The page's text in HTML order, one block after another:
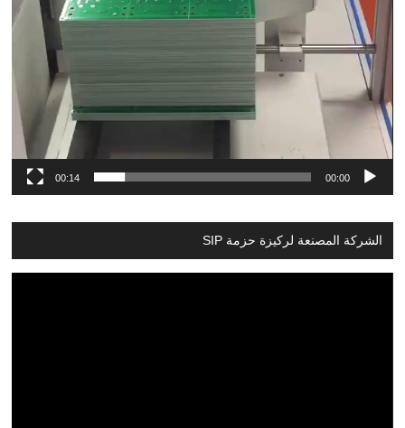
00:00
00:14
الشركة المصنعة لركيزة حزمة SIP